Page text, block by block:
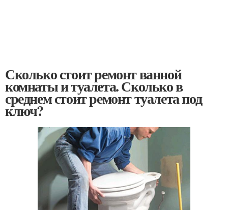
Сколько стоит ремонт ванной
комнаты и туалета. Сколько в
среднем стоит ремонт туалета под
ключ?